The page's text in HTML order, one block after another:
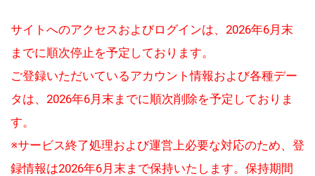
サイトへのアクセスおよびログインは、2026年6月末
までに順次停止を予定しております。
ご登録いただいているアカウント情報および各種デー
タは、2026年6月末までに順次削除を予定しておりま
す。
※サービス終了処理および運営上必要な対応のため、登
録情報は2026年6月末まで保持いたします。保持期間